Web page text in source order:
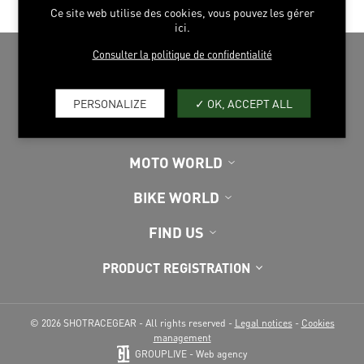
MOTO WORLD
BIKE WORLD
FIND US
PRODUCT REGISTRATION
© 2026 SHOTRACEGEAR - All rights reserved - Legal notices- Cookies
management
GROUPLIVE - Web agency
Ce site web utilise des cookies, vous pouvez les gérer
ici.
Consulter la politique de confidentialité
PERSONALIZE OK, ACCEPT ALL